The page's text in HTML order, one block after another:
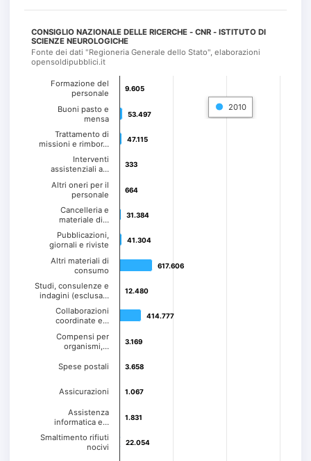
CONSIGLIO NAZIONALE DELLE RICERCHE - CNR - ISTITUTO DI
SCIENZE NEUROLOGICHE
Fonte dei dati "Regioneria Generale dello Stato", elaborazioni
opensoldipubblici.it
9.605
9.605
53.497
53.497
47.115
47.115
333
333
664
664
31.384
31.384
41.304
41.304
617.606
617.606
12.480
12.480
414.777
414.777
3.169
3.169
3.658
3.658
1.067
1.067
1.831
1.831
22.054
22.054
2010
Formazione del
personale
Buoni pasto e
mensa
Trattamento di
missioni e rimbor…
Interventi
assistenziali a…
Altri oneri per il
personale
Cancelleria e
materiale di…
Pubblicazioni,
giornali e riviste
Altri materiali di
consumo
Studi, consulenze e
indagini (esclusa…
Collaborazioni
coordinate e…
Compensi per
organismi,…
Spese postali
Assicurazioni
Assistenza
informatica e…
Smaltimento rifiuti
nocivi